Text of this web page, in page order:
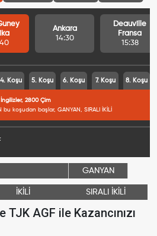
Ankara
14:30
Deauville
Fransa
15:38
4. Koşu 5. Koşu 6. Koşu 7. Koşu 8. Koşu
2800 Çim
bu koşudan başlar, GANYAN, SIRALI İKİLİ
GANYAN
İKİLİ SIRALI İKİLİ
TJK AGF ile Kazancınızı